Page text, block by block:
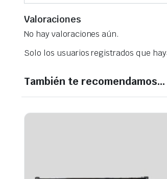
Valoraciones
No hay valoraciones aún.
Solo los usuarios registrados que
También te recomendamos…